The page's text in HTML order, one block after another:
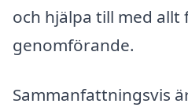
och hjälpa till med allt
genomförande.
Sammanfattningsvis